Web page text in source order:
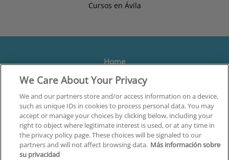
Cursos en Ávila
Home
Formación
Centros
Orientación
Quiénes somos
Contacta
We Care About Your Privacy
We and our partners store and/or access information on a device,
such as unique IDs in cookies to process personal data. You may
accept or manage your choices by clicking below, including your
right to object where legitimate interest is used, or at any time in
the privacy policy page. These choices will be signaled to our
partners and will not affect browsing data. Más información sobre
su privacidad